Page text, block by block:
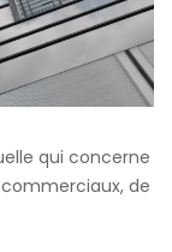
qui concerne
de